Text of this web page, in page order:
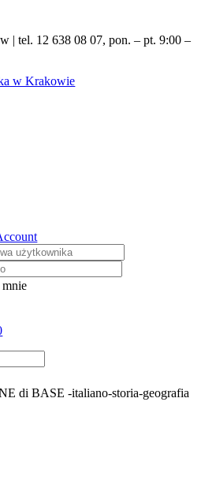
| tel. 12 638 08 07, pon. – pt. 9:00 –
mnie
di BASE -italiano-storia-geografia